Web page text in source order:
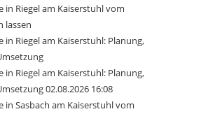
in Riegel am Kaiserstuhl vom
lassen
Riegel am Kaiserstuhl: Planung,
Riegel am Kaiserstuhl: Planung,
02.08.2026 16:08
in Sasbach am Kaiserstuhl vom